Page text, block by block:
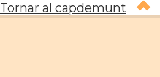
Tornar al capdemunt